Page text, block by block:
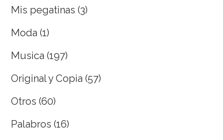
Mis pegatinas (3)
Moda (1)
Musica (197)
Original y Copia (57)
Otros (60)
Palabros (16)